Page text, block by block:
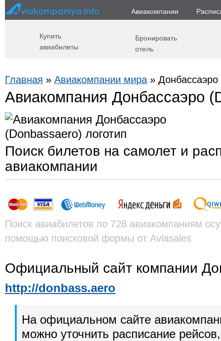
Авиакомпании
Купить
авиабилеты
Бронировать
отель
Главная » Авиакомпании мира »
Авиакомпания Донбассаэро
Поиск билетов на самолет и
авиакомпании
Поиск авиабилетов по 728 авиакомпаниям
помощью поисковой формы от Aviasales
Официальный сайт компании
http://donbass.aero
На официальном сайте
можно уточнить расписание